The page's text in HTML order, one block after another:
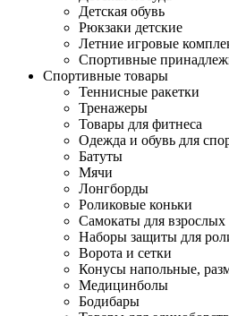
Детская обувь
Рюкзаки детские
Летние игровые
Спортивные
Спортивные товары
Теннисные ракетки
Тренажеры
Товары для фитнеса
Одежда и обувь для
Батуты
Мячи
Лонгборды
Роликовые коньки
Самокаты для взрослых
Наборы защиты для
Ворота и сетки
Конусы напольные,
Медицинболы
Бодибары